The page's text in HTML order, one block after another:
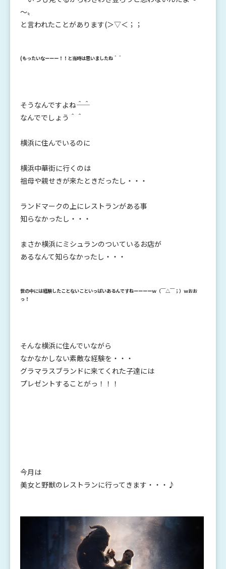
～〟
と言われたことがあります(＞▽＜；；
(もったいなーーー！！と当時は思いましたね＾＾
そうなんですよね――＾＾
なんででしょう＾＾
横浜に住んでいるのに
横浜中華街に行くのは
祖母や親せきが来たときだったし・・・
ランドマークの上にレストランがある事
知らなかったし・・・
まさか横浜にミシュランのついているお店が
あるなんて知らなかったし・・・
世の中には経験したことないこといっぱいあるんですねーーーーｗ（￣△￣；）ｗおお
っ！
そんな横浜に住んでいながら
なかなかしない素敵な経験を・・・
グラマラスブランドに来てくれた子達には
プレゼントすることがっ！！！
今月は
美女と野獣のレストランに行ってきます・・・♪